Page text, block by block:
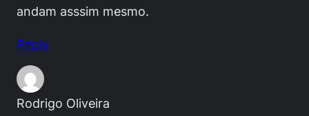
andam asssim mesmo.
Reply
Rodrigo Oliveira